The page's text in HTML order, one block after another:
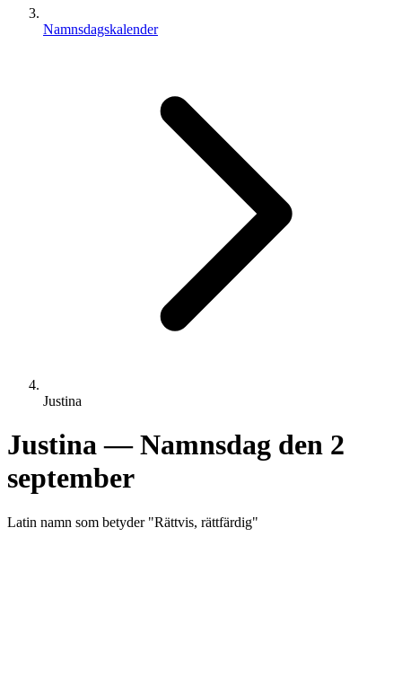
Namnsdagskalender
Justina
Justina— Namnsdag den 2
september
Latin namn som betyder "Rättvis, rättfärdig"